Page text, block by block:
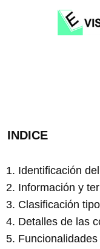
INDICE
1. Identificación
2. Información y
3. Clasificación
4. Detalles de las
5.